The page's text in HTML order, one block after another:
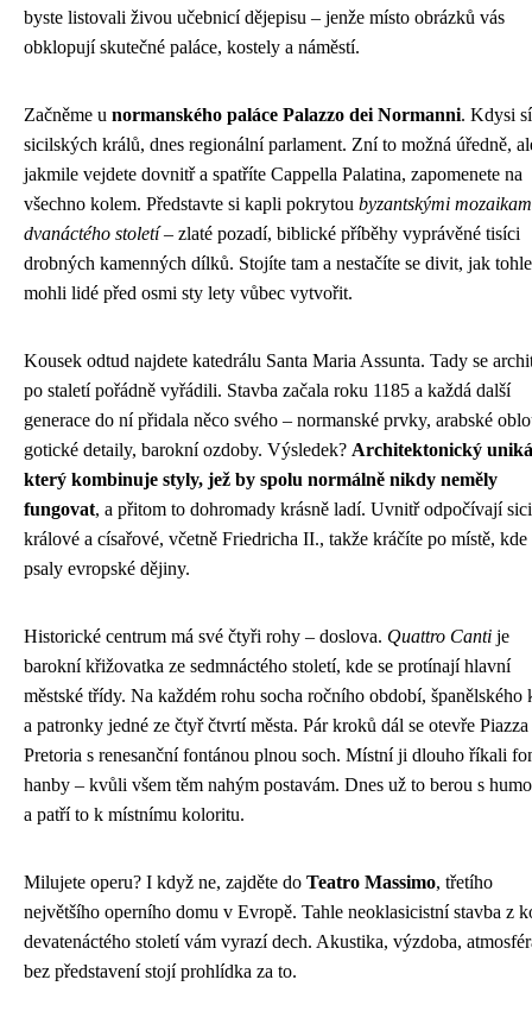
byste listovali živou učebnicí dějepisu – jenže místo obrázků vás
obklopují skutečné paláce, kostely a náměstí.
Začněme u normanského paláce Palazzo dei Normanni. Kdysi
sicilských králů, dnes regionální parlament. Zní to možná úředně,
jakmile vejdete dovnitř a spatříte Cappella Palatina, zapomenete na
všechno kolem. Představte si kapli pokrytou byzantskými
dvanáctého století– zlaté pozadí, biblické příběhy vyprávěné tisíci
drobných kamenných dílků. Stojíte tam a nestačíte se divit, jak tohle
mohli lidé před osmi sty lety vůbec vytvořit.
Kousek odtud najdete katedrálu Santa Maria Assunta. Tady se
po staletí pořádně vyřádili. Stavba začala roku 1185 a každá další
generace do ní přidala něco svého – normanské prvky, arabské
gotické detaily, barokní ozdoby. Výsledek? Architektonický
který kombinuje styly, jež by spolu normálně nikdy neměly
fungovat, a přitom to dohromady krásně ladí. Uvnitř odpočívají
králové a císařové, včetně Friedricha II., takže kráčíte po místě, kde
psaly evropské dějiny.
Historické centrum má své čtyři rohy – doslova. Quattro Canti je
barokní křižovatka ze sedmnáctého století, kde se protínají hlavní
městské třídy. Na každém rohu socha ročního období, španělského
a patronky jedné ze čtyř čtvrtí města. Pár kroků dál se otevře Piazza
Pretoria s renesanční fontánou plnou soch. Místní ji dlouho říkali
hanby – kvůli všem těm nahým postavám. Dnes už to berou s
a patří to k místnímu koloritu.
Milujete operu? I když ne, zajděte do Teatro Massimo, třetího
největšího operního domu v Evropě. Tahle neoklasicistní stavba z
devatenáctého století vám vyrazí dech. Akustika, výzdoba,
bez představení stojí prohlídka za to.